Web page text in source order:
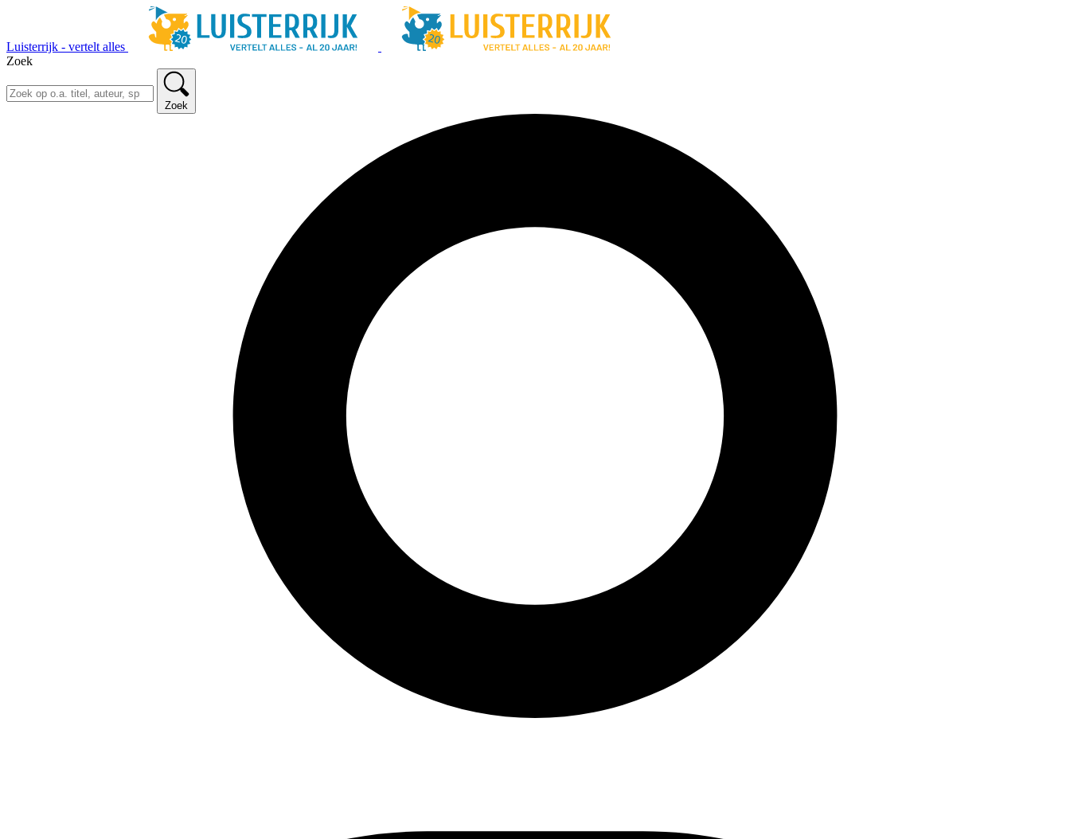
Luisterrijk - vertelt alles
Zoek
Zoek